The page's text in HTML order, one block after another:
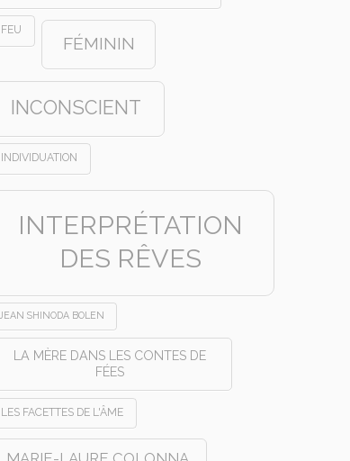
FEU
FÉMININ
INCONSCIENT
INDIVIDUATION
INTERPRÉTATION
DES RÊVES
JEAN SHINODA BOLEN
LA MÈRE DANS LES CONTES DE
FÉES
LES FACETTES DE L'ÂME